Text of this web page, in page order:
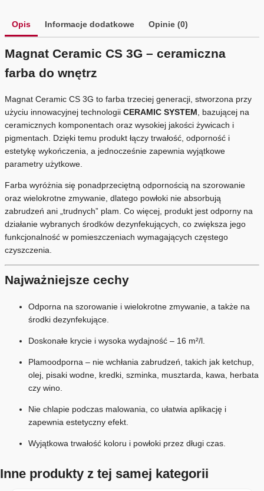
Opis Informacje dodatkowe Opinie (0)
Magnat Ceramic CS 3G – ceramiczna
farba do wnętrz
Magnat Ceramic CS 3G to farba trzeciej generacji, stworzona przy
użyciu innowacyjnej technologii CERAMIC SYSTEM , bazującej na
ceramicznych komponentach oraz wysokiej jakości żywicach i
pigmentach. Dzięki temu produkt łączy trwałość, odporność i
estetykę wykończenia, a jednocześnie zapewnia wyjątkowe
parametry użytkowe.
Farba wyróżnia się ponadprzeciętną odpornością na szorowanie
oraz wielokrotne zmywanie, dlatego powłoki nie absorbują
zabrudzeń ani „trudnych” plam. Co więcej, produkt jest odporny na
działanie wybranych środków dezynfekujących, co zwiększa jego
funkcjonalność w pomieszczeniach wymagających częstego
czyszczenia.
Najważniejsze cechy
Odporna na szorowanie i wielokrotne zmywanie, a także na
środki dezynfekujące.
Doskonałe krycie i wysoka wydajność – 16 m²/l.
Plamoodporna – nie wchłania zabrudzeń, takich jak ketchup,
olej, pisaki wodne, kredki, szminka, musztarda, kawa, herbata
czy wino.
Nie chlapie podczas malowania, co ułatwia aplikację i
zapewnia estetyczny efekt.
Wyjątkowa trwałość koloru i powłoki przez długi czas.
Inne produkty z tej samej kategorii